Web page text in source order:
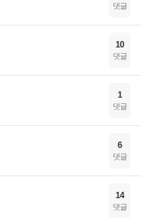
댓글
10
댓글
1
댓글
6
댓글
14
댓글